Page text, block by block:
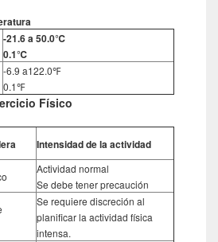
-21.6 a 50.0℃
0.1℃
-6.9 a122.0℉
0.1℉
Físico
Intensidad de la actividad
Actividad normal
Se debe tener precaución
Se requiere discreción al
planificar la actividad física
intensa.